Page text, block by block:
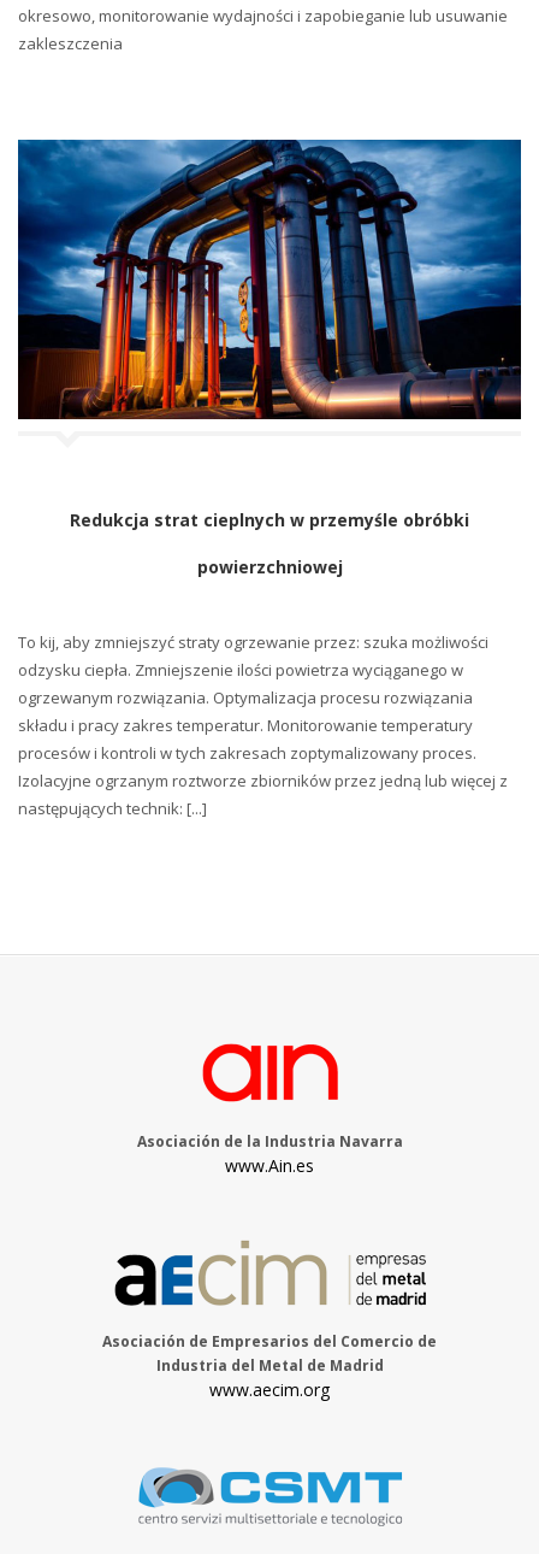
okresowo, monitorowanie wydajności i zapobieganie lub usuwanie
zakleszczenia
Redukcja strat cieplnych w przemyśle obróbki
powierzchniowej
To kij, aby zmniejszyć straty ogrzewanie przez: szuka możliwości
odzysku ciepła. Zmniejszenie ilości powietrza wyciąganego w
ogrzewanym rozwiązania. Optymalizacja procesu rozwiązania
składu i pracy zakres temperatur. Monitorowanie temperatury
procesów i kontroli w tych zakresach zoptymalizowany proces.
Izolacyjne ogrzanym roztworze zbiorników przez jedną lub więcej z
następujących technik: [...]
Asociación de la Industria Navarra
www.Ain.es
Asociación de Empresarios del Comercio de
Industria del Metal de Madrid
www.aecim.org